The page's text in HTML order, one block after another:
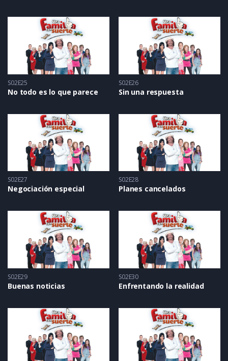
S02E25
No todo es lo que parece
S02E26
Sin una respuesta
S02E27
Negociación especial
S02E28
Planes cancelados
S02E29
Buenas noticias
S02E30
Enfrentando la realidad